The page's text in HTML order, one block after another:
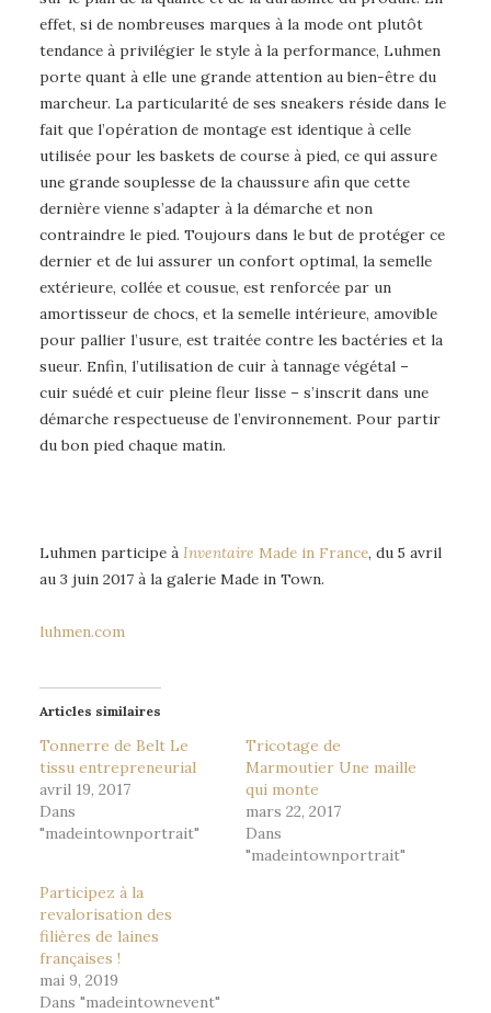
effet, si de nombreuses marques à la mode ont plutôt
tendance à privilégier le style à la performance, Luhmen
porte quant à elle une grande attention au bien-être du
marcheur. La particularité de ses sneakers réside dans le
fait que l’opération de montage est identique à celle
utilisée pour les baskets de course à pied, ce qui assure
une grande souplesse de la chaussure afin que cette
dernière vienne s’adapter à la démarche et non
contraindre le pied. Toujours dans le but de protéger ce
dernier et de lui assurer un confort optimal, la semelle
extérieure, collée et cousue, est renforcée par un
amortisseur de chocs, et la semelle intérieure, amovible
pour pallier l’usure, est traitée contre les bactéries et la
sueur. Enfin, l’utilisation de cuir à tannage végétal –
cuir suédé et cuir pleine fleur lisse – s’inscrit dans une
démarche respectueuse de l’environnement. Pour partir
du bon pied chaque matin.
Luhmen participe à Inventaire Made in France, du 5 avril
au 3 juin 2017 à la galerie Made in Town.
luhmen.com
Articles similaires
Tonnerre de Belt Le
tissu entrepreneurial
avril 19, 2017
Dans
"madeintownportrait"
Tricotage de
Marmoutier Une maille
qui monte
mars 22, 2017
Dans
"madeintownportrait"
Participez à la
revalorisation des
filières de laines
françaises !
mai 9, 2019
Dans "madeintownevent"